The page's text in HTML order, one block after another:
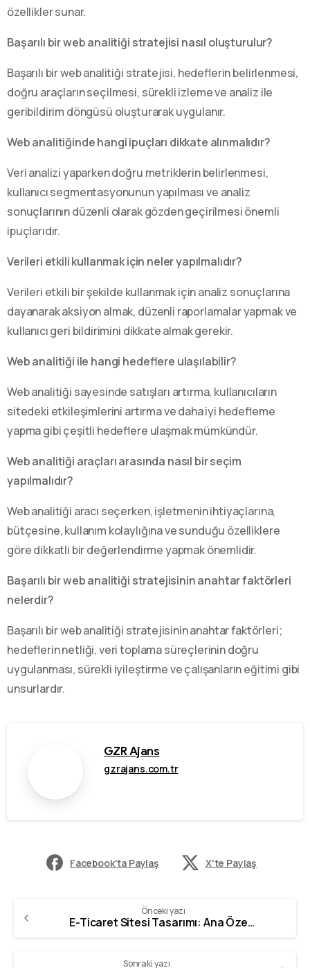
özellikler sunar.
Başarılı bir web analitiği stratejisi nasıl oluşturulur?
Başarılı bir web analitiği stratejisi, hedeflerin belirlenmesi,
doğru araçların seçilmesi, sürekli izleme ve analiz ile
geribildirim döngüsü oluşturarak uygulanır.
Web analitiğinde hangi ipuçları dikkate alınmalıdır?
Veri analizi yaparken doğru metriklerin belirlenmesi,
kullanıcı segmentasyonunun yapılması ve analiz
sonuçlarının düzenli olarak gözden geçirilmesi önemli
ipuçlarıdır.
Verileri etkili kullanmak için neler yapılmalıdır?
Verileri etkili bir şekilde kullanmak için analiz sonuçlarına
dayanarak aksiyon almak, düzenli raporlamalar yapmak ve
kullanıcı geri bildirimini dikkate almak gerekir.
Web analitiği ile hangi hedeflere ulaşılabilir?
Web analitiği sayesinde satışları artırma, kullanıcıların
sitedeki etkileşimlerini artırma ve daha iyi hedefleme
yapma gibi çeşitli hedeflere ulaşmak mümkündür.
Web analitiği araçları arasında nasıl bir seçim
yapılmalıdır?
Web analitiği aracı seçerken, işletmenin ihtiyaçlarına,
bütçesine, kullanım kolaylığına ve sunduğu özelliklere
göre dikkatli bir değerlendirme yapmak önemlidir.
Başarılı bir web analitiği stratejisinin anahtar faktörleri
nelerdir?
Başarılı bir web analitiği stratejisinin anahtar faktörleri;
hedeflerin netliği, veri toplama süreçlerinin doğru
uygulanması, sürekli iyileştirme ve çalışanların eğitimi gibi
unsurlardır.
GZR Ajans
gzrajans.com.tr
Facebook'ta Paylaş X'te Paylaş
Önceki yazı
E-Ticaret Sitesi Tasarımı: Ana Özellikler
Sonraki yazı